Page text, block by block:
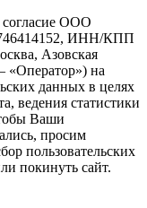
согласие ООО
ИНН/КПП
Азовская
«Оператор») на
данных в целях
ведения статистики
Ваши
просим
пользовательских
покинуть сайт.